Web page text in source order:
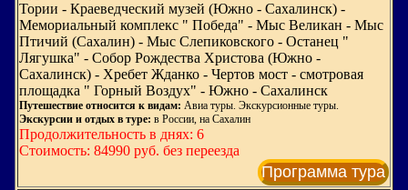
Тории - Краеведческий музей (Южно - Сахалинск) -
Мемориальный комплекс " Победа" - Мыс Великан - Мыс
Птичий (Сахалин) - Мыс Слепиковского - Останец "
Лягушка" - Собор Рождества Христова (Южно -
Сахалинск) - Хребет Жданко - Чертов мост - смотровая
площадка " Горный Воздух" - Южно - Сахалинск
Путешествие относится к видам: Авиа туры. Экскурсионные туры.
Экскурсии и отдых в туре: в России, на Сахалин
Продолжительность в днях: 6
Стоимость: 84990 руб. без переезда
Программа тура